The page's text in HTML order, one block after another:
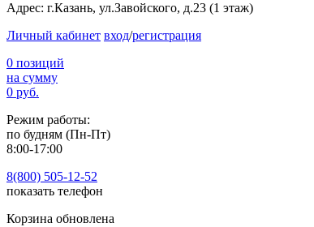
Адрес: г.Казань, ул.Завойского, д.23 (1 этаж)
Личный кабинет вход/регистрация
0 позиций
на сумму
0 руб.
Режим работы:
по будням (Пн-Пт)
8:00-17:00
8(800) 505-12-52
показать телефон
Корзина обновлена